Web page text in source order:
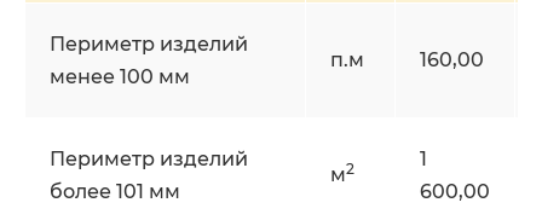
Периметр изделий
менее 100 мм
п.м 160,00
Периметр изделий
более 101 мм
м2
1
600,00